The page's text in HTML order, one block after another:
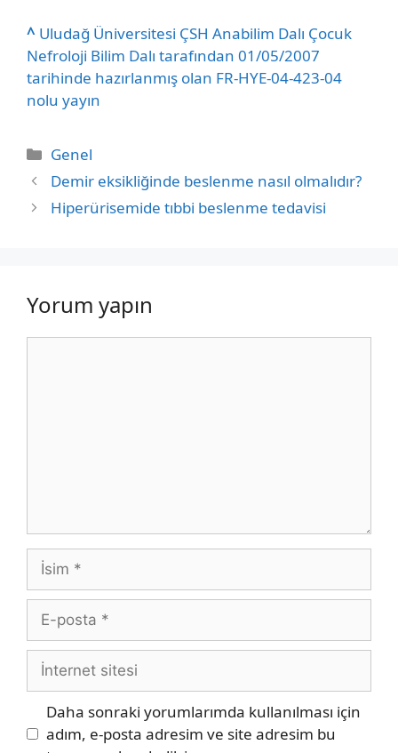
^ Uludağ Üniversitesi ÇSH Anabilim Dalı Çocuk
Nefroloji Bilim Dalı tarafından 01/05/2007
tarihinde hazırlanmış olan FR-HYE-04-423-04
nolu yayın
Kategoriler
Genel
Demir eksikliğinde beslenme nasıl olmalıdır?
Hiperürisemide tıbbi beslenme tedavisi
Yorum yapın
İsim
posta
İnternet
sitesi
Daha sonraki yorumlarımda kullanılması için
adım, e-posta adresim ve site adresim bu